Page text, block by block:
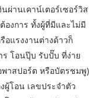
ผ่านเคาน์เตอร์เซอร์วิส
งการ ทั้งผู้ที่มีและไม่มี
แรงงานต่างด้าวก็
ร โอนปุ๊บ รับปั๊บ ที่ง่าย
พาสปอร์ต หรือบัตรชมพู)
ผู้โอน เลขประจำตัว